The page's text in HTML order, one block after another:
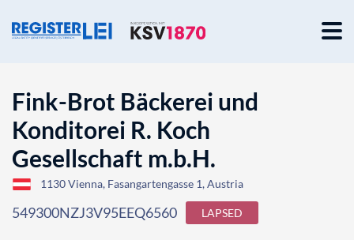
Fink-Brot Bäckerei und
Konditorei R. Koch
Gesellschaft m.b.H.
1130 Vienna, Fasangartengasse 1, Austria
549300NZJ3V95EEQ6560 LAPSED